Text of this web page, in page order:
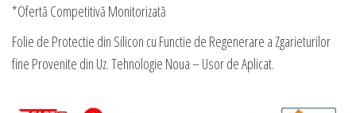
*Ofertă Competitivă Monitorizată
Folie de Protectie din Silicon cu Functie de Regenerare a Zgarieturilor
fine Provenite din Uz. Tehnologie Noua – Usor de Aplicat.